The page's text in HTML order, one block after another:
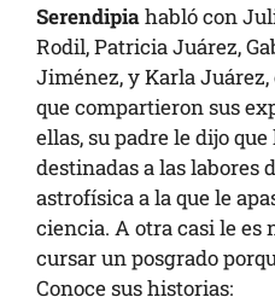
Serendipiahabló con
Rodil, Patricia Juárez,
Jiménez, y Karla
que compartieron sus
ellas, su padre le dijo
destinadas a las labores
astrofísica a la que le
ciencia. A otra casi le es
cursar un posgrado
Conoce sus historias: